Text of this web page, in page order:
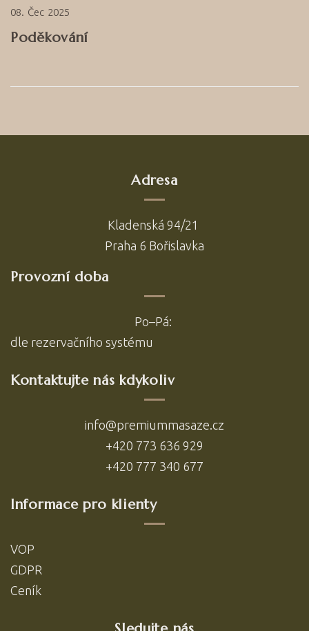
08 Čec 2025
Poděkování
Adresa
Kladenská 94/21
Praha 6 Bořislavka
Provozní doba
Po–Pá:
dle rezervačního systému
Kontaktujte nás kdykoliv
info@premiummasaze.cz
+420 773 636 929
+420 777 340 677
Informace pro klienty
VOP
GDPR
Ceník